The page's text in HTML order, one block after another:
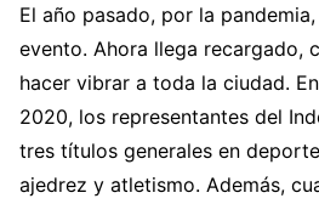
El año pasado, por la
evento. Ahora llega recargado,
hacer vibrar a toda la ciudad.
2020, los representantes del
tres títulos generales en
ajedrez y atletismo. Además,